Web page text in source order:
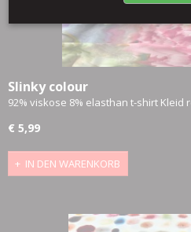
Slinky colour
92% viskose 8% elasthan t-shirt
€ 5,99
IN DEN WARENKORB